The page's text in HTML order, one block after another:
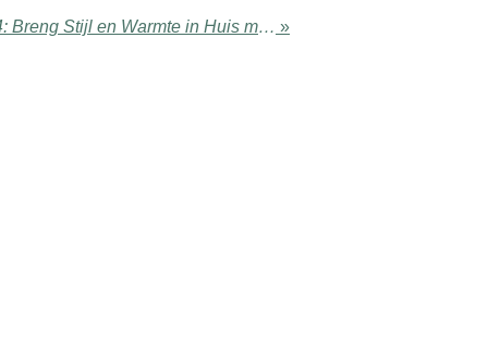
Feestdagen Trends 2024: Breng Stijl en Warmte in Huis met NUUW at Home »